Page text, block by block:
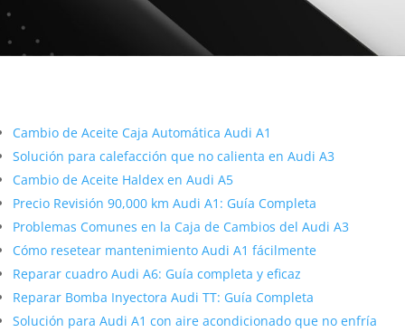
Cambio de Aceite Caja Automática Audi A1
Solución para calefacción que no calienta en Audi A3
Cambio de Aceite Haldex en Audi A5
Precio Revisión 90,000 km Audi A1: Guía Completa
Problemas Comunes en la Caja de Cambios del Audi A3
Cómo resetear mantenimiento Audi A1 fácilmente
Reparar cuadro Audi A6: Guía completa y eficaz
Reparar Bomba Inyectora Audi TT: Guía Completa
Solución para Audi A1 con aire acondicionado que no enfría